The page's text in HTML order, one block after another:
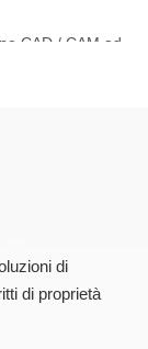
CAD / CAM ad
per alluminio,
che deve
di
di proprietà